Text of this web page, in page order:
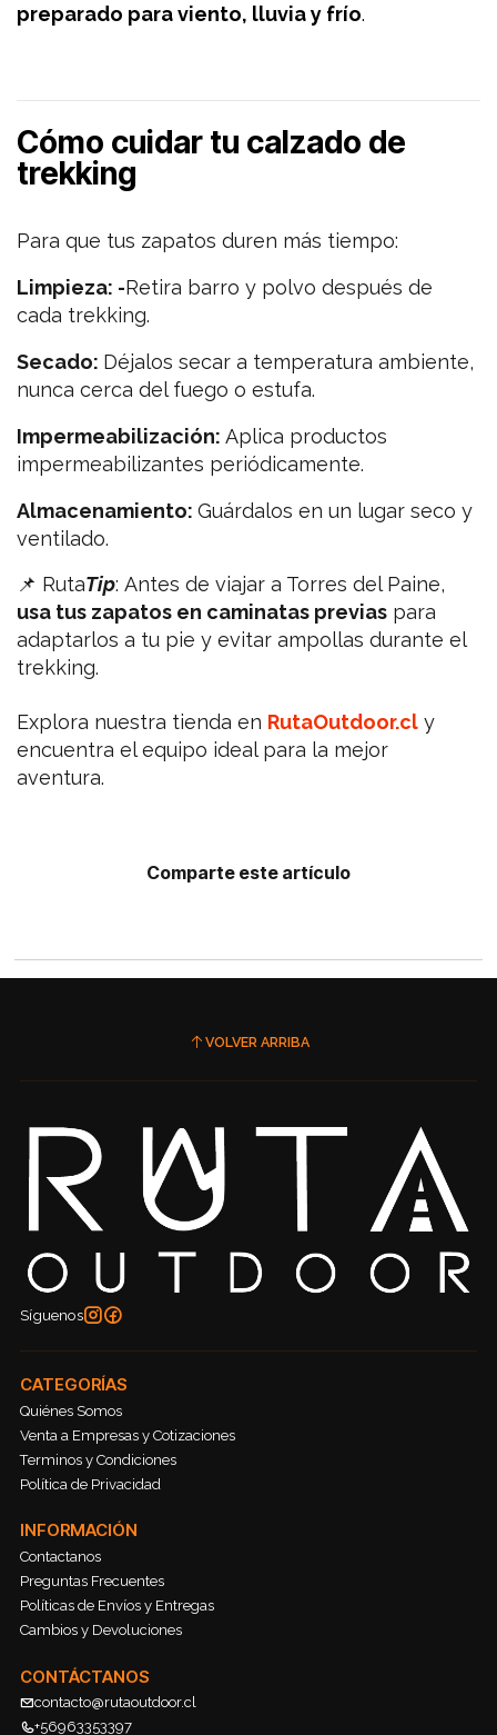
preparado para viento, lluvia y frío.
Cómo cuidar tu calzado de
trekking
Para que tus zapatos duren más tiempo:
Limpieza: -Retira barro y polvo después de
cada trekking.
Secado: Déjalos secar a temperatura ambiente,
nunca cerca del fuego o estufa.
Impermeabilización:Aplica productos
impermeabilizantes periódicamente.
Almacenamiento:Guárdalos en un lugar seco y
ventilado.
📌 RutaTip: Antes de viajar a Torres del Paine,
usa tus zapatos en caminatas previas para
adaptarlos a tu pie y evitar ampollas durante el
trekking.
Explora nuestra tienda en RutaOutdoor.cl y
encuentra el equipo ideal para la mejor
aventura.
Comparte este artículo
VOLVER ARRIBA
Síguenos
CATEGORÍAS
Quiénes Somos
Venta a Empresas y Cotizaciones
Terminos y Condiciones
Política de Privacidad
INFORMACIÓN
Contactanos
Preguntas Frecuentes
Políticas de Envíos y Entregas
Cambios y Devoluciones
CONTÁCTANOS
contacto@rutaoutdoor.cl
+56963353397